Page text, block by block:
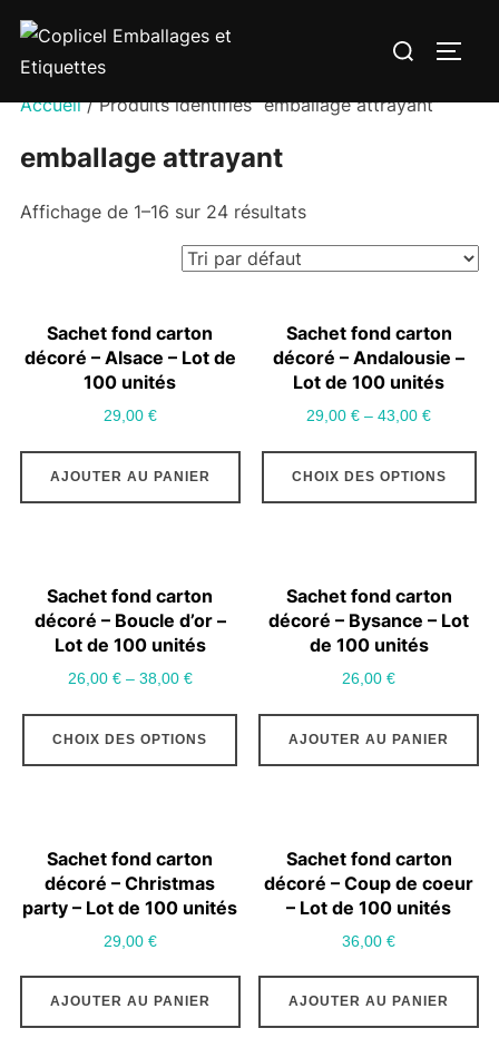
Aller
contenu
Rechercher :
Accueil/ Produits identifiés “emballage attrayant”
emballage attrayant
Affichage de 1–16 sur 24 résultats
Sachet fond carton
décoré – Alsace – Lot de
100 unités
29,00 €
AJOUTER AU PANIER
Sachet fond carton
décoré – Andalousie –
Lot de 100 unités
29,00€ –43,00€
CHOIX DES OPTIONS
Ce
Sachet fond carton
décoré – Boucle d’or –
Lot de 100 unités
26,00 €– 38,00 €
CHOIX DES OPTIONS
Ce
produit
options
choisies
sur
Sachet fond carton
décoré – Bysance – Lot
de 100 unités
26,00€
AJOUTER AU PANIER
Sachet fond carton
décoré – Christmas
party – Lot de 100 unités
29,00 €
AJOUTER AU PANIER
Sachet fond carton
décoré – Coup de coeur
– Lot de 100 unités
36,00€
AJOUTER AU PANIER